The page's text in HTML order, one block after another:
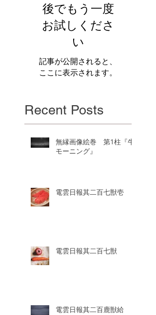
後でもう一度
お試しくださ
い
記事が公開されると、
ここに表示されます。
Recent Posts
無縁画像絵巻 第1柱『牛
モーニング』
電雲日報其二百七獣壱
電雲日報其二百七獣
電雲日報其二百鹿獣給